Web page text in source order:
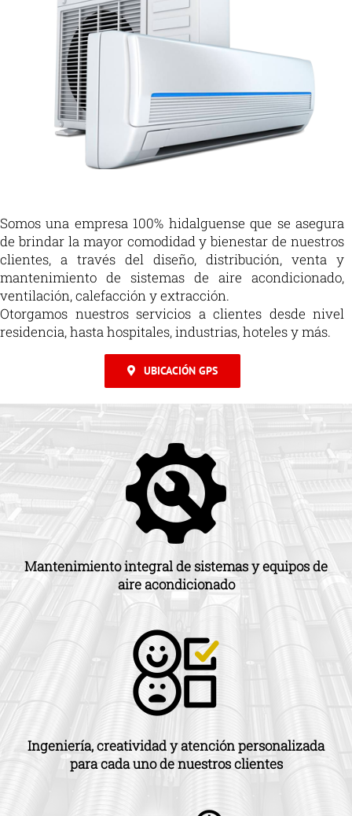
Somos una empresa 100% hidalguense que se asegura
de brindar la mayor comodidad y bienestar de nuestros
clientes, a través del diseño, distribución, venta y
mantenimiento de sistemas de aire acondicionado,
ventilación, calefacción y extracción.
Otorgamos nuestros servicios a clientes desde nivel
residencia, hasta hospitales, industrias, hoteles y más.
UBICACIÓN GPS
Mantenimiento integral de sistemas y equipos de
aire acondicionado
Ingeniería, creatividad y atención personalizada
para cada uno de nuestros clientes